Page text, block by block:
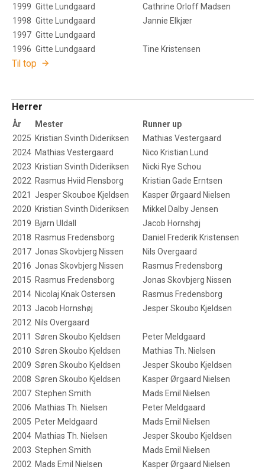
1999 Gitte Lundgaard
Cathrine Orloff Madsen
1998 Gitte Lundgaard
Jannie Elkjær
1997 Gitte Lundgaard
1996 Gitte Lundgaard Tine Kristensen
Til top
Herrer
År Mester
Runner up
2025 Kristian Svinth Dideriksen
Mathias Vestergaard
2024 Mathias Vestergaard
Nico Kristian Lund
2023 Kristian Svinth Dideriksen
Nicki Rye Schou
2022 Rasmus Hviid Flensborg
Kristian Gade Erntsen
2021 Jesper Skouboe Kjeldsen
Kasper Ørgaard Nielsen
2020 Kristian Svinth Dideriksen
Mikkel Dalby Jensen
2019 Bjørn Uldall
Jacob Hornshøj
2018 Rasmus Fredensborg
Daniel Frederik Kristensen
2017 Jonas Skovbjerg Nissen
Nils Overgaard
2016 Jonas Skovbjerg Nissen
Rasmus Fredensborg
2015 Rasmus Fredensborg
Jonas Skovbjerg Nissen
2014 Nicolaj Knak Ostersen
Rasmus Fredensborg
2013 Jacob Hornshøj
Jesper Skoubo Kjeldsen
2012 Nils Overgaard
2011 Søren Skoubo Kjeldsen
Peter Meldgaard
2010 Søren Skoubo Kjeldsen
Mathias Th. Nielsen
2009 Søren Skoubo Kjeldsen
Jesper Skoubo Kjeldsen
2008 Søren Skoubo Kjeldsen
Kasper Ørgaard Nielsen
2007 Stephen Smith
Mads Emil Nielsen
2006 Mathias Th. Nielsen
Peter Meldgaard
2005 Peter Meldgaard
Mads Emil Nielsen
2004 Mathias Th. Nielsen
Jesper Skoubo Kjeldsen
2003 Stephen Smith
Mads Emil Nielsen
2002 Mads Emil Nielsen
Kasper Ørgaard Nielsen